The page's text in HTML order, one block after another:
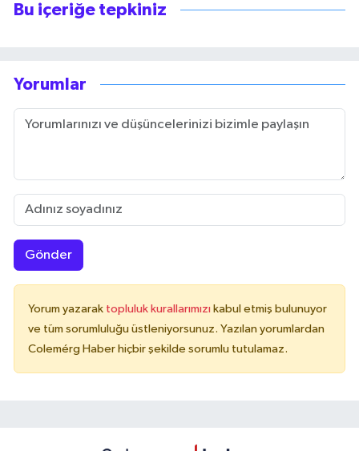
Bu içeriğe tepkiniz
Yorumlar
Gönder
Yorum yazarak topluluk kurallarımızı kabul etmiş bulunuyor
ve tüm sorumluluğu üstleniyorsunuz. Yazılan yorumlardan
Colemérg Haber hiçbir şekilde sorumlu tutulamaz.